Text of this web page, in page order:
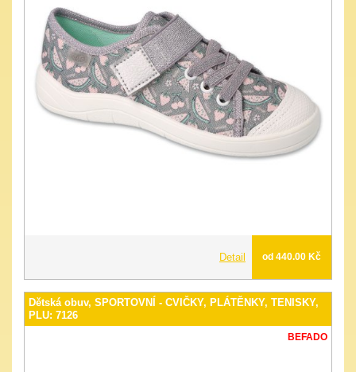
Detail od 440.00 Kč
Dětská obuv, SPORTOVNÍ - CVIČKY, PLÁTĚNKY, TENISKY,
PLU: 7126
BEFADO